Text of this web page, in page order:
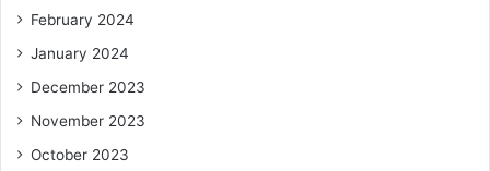
February 2024
January 2024
December 2023
November 2023
October 2023